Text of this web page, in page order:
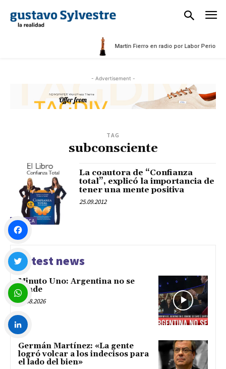
Martín Fierro en radio por Labor
- Advertisement -
TAG
subconsciente
POLÍTICA
La coautora de “Confianza
total”, explicó la importancia de
tener una mente positiva
25.09.2012
Latest news
Minuto Uno: Argentina no se
vende
07.08.2026
Germán Martínez: «La gente
logró volcar a los indecisos para
el lado del bien»
Facebook
Twitter
WhatsApp
LinkedIn